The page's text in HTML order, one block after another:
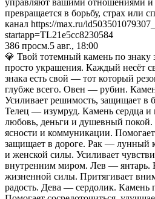
превращается в борьбу, страх или
канал https://max.ru/
startapp=TL21e5cc8230584
386 просм.5 авг., 18:00
💎 Твой тотемный камень по
просто украшения. Каждый несёт
знака есть свой — тот который
глубже всего. Овен — рубин.
Усиливает решимость, защищает в
Телец — изумруд. Камень сердца и
любовь, деньги и душевный
ясности и коммуникации.
защищает в дороге. Рак — лунный
и женской силы. Усиливает
внутренним миром. Лев — янтарь.
жизненной силы. Притягивает
радость. Дева — сердолик. Камень